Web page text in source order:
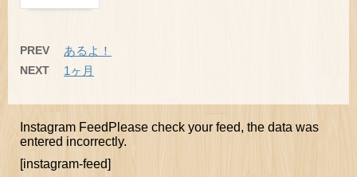
PREV あるよ！
NEXT 1ヶ月
Instagram FeedPlease check your feed, the data was
entered incorrectly.
[instagram-feed]